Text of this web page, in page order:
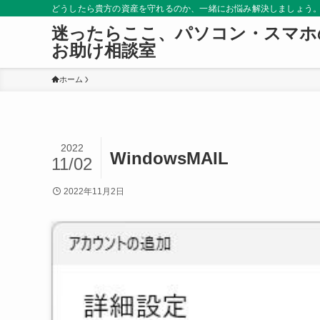
どうしたら貴方の資産を守れるのか、一緒にお悩み解決しましょう
迷ったらここ、パソコン・スマ
お助け相談室
ホーム
WindowsMAIL
2022
11/02
2022年11月2日